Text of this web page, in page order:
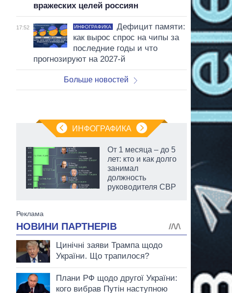
вражеских целей россиян
17:52 ИНФОГРАФИКА
Дефицит памяти:
как вырос спрос на чипы за
последние годы и что
прогнозируют на 2027-й
Больше новостей
ИНФОГРАФИКА
От 1 месяца – до 5
лет: кто и как долго
занимал
должность
руководителя СВР